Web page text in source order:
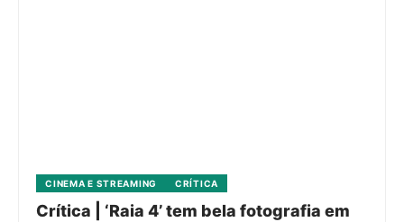
CINEMA E STREAMING CRÍTICA
Crítica | ‘Raia 4’ tem bela fotografia em